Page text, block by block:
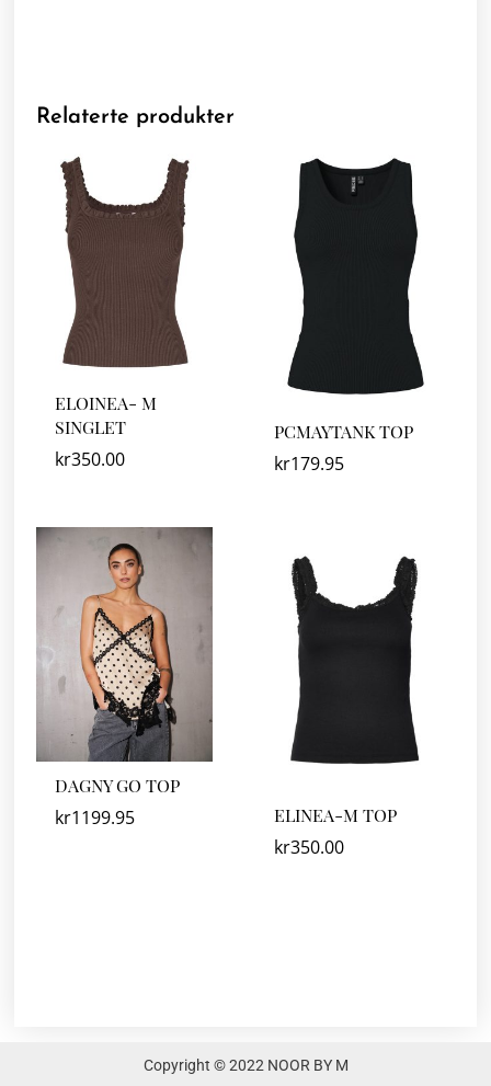
Relaterte produkter
ELOINEA- M
SINGLET
kr350.00
PCMAYTANK TOP
kr179.95
DAGNY GO TOP
kr1199.95 ELINEA-M TOP
kr350.00
Copyright © 2022 NOOR BY M